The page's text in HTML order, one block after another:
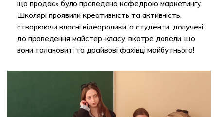
що продає» було проведено кафедрою маркетингу.
Школярі проявили креативність та активність,
створюючи власні відеоролики, а студенти, долучені
до проведення майстер-класу, вкотре довели, що
вони талановиті та драйвові фахівці майбутнього!